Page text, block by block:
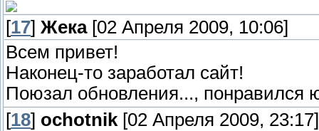
[17] Жека[02 Апреля 2009, 10:06]
Всем привет!
Наконец-то заработал сайт!
Поюзал обновления..., понравился
[18] ochotnik [02 Апреля 2009, 23:17]